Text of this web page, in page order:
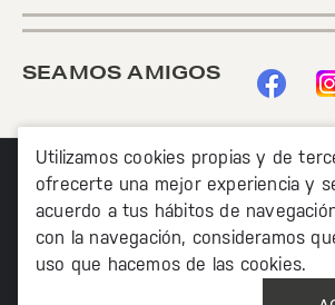
Utilizamos cookies propias y de
ofrecerte una mejor experiencia y
acuerdo a tus hábitos de
con la navegación, consideramos
uso que hacemos de las cookies.
SEAMOS AMIGOS
©2020 TODOS LOS DERECHOS